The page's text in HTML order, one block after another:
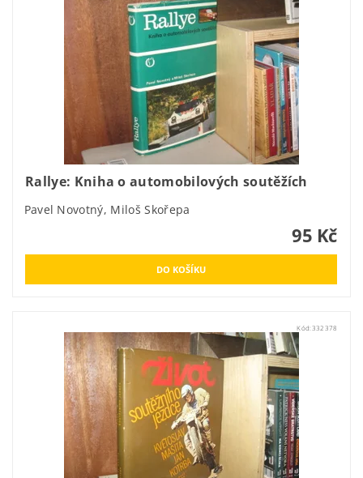
Rallye: Kniha o automobilových soutěžích
Pavel Novotný, Miloš Skořepa
95 Kč
Kód: 332378